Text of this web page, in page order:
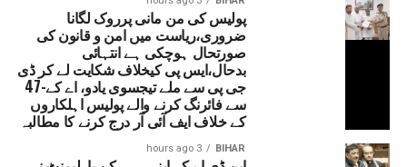
پولیس کی من مانی پرروک لگانا
ضروری،ریاست میں امن و قانون کی
صورتحال ہوچکی ہے انتہائی
بدحال،ایس پی کیخلاف شکایت لے کر ڈی
جی پی سے ملے تیجسوی یادو، اے کے-47
سے فائرنگ کرنے والے پولیس اہلکاروں
کے خلاف ایف آئی آر درج کرنے کا مطالبہ
BIHAR
3 hours ago